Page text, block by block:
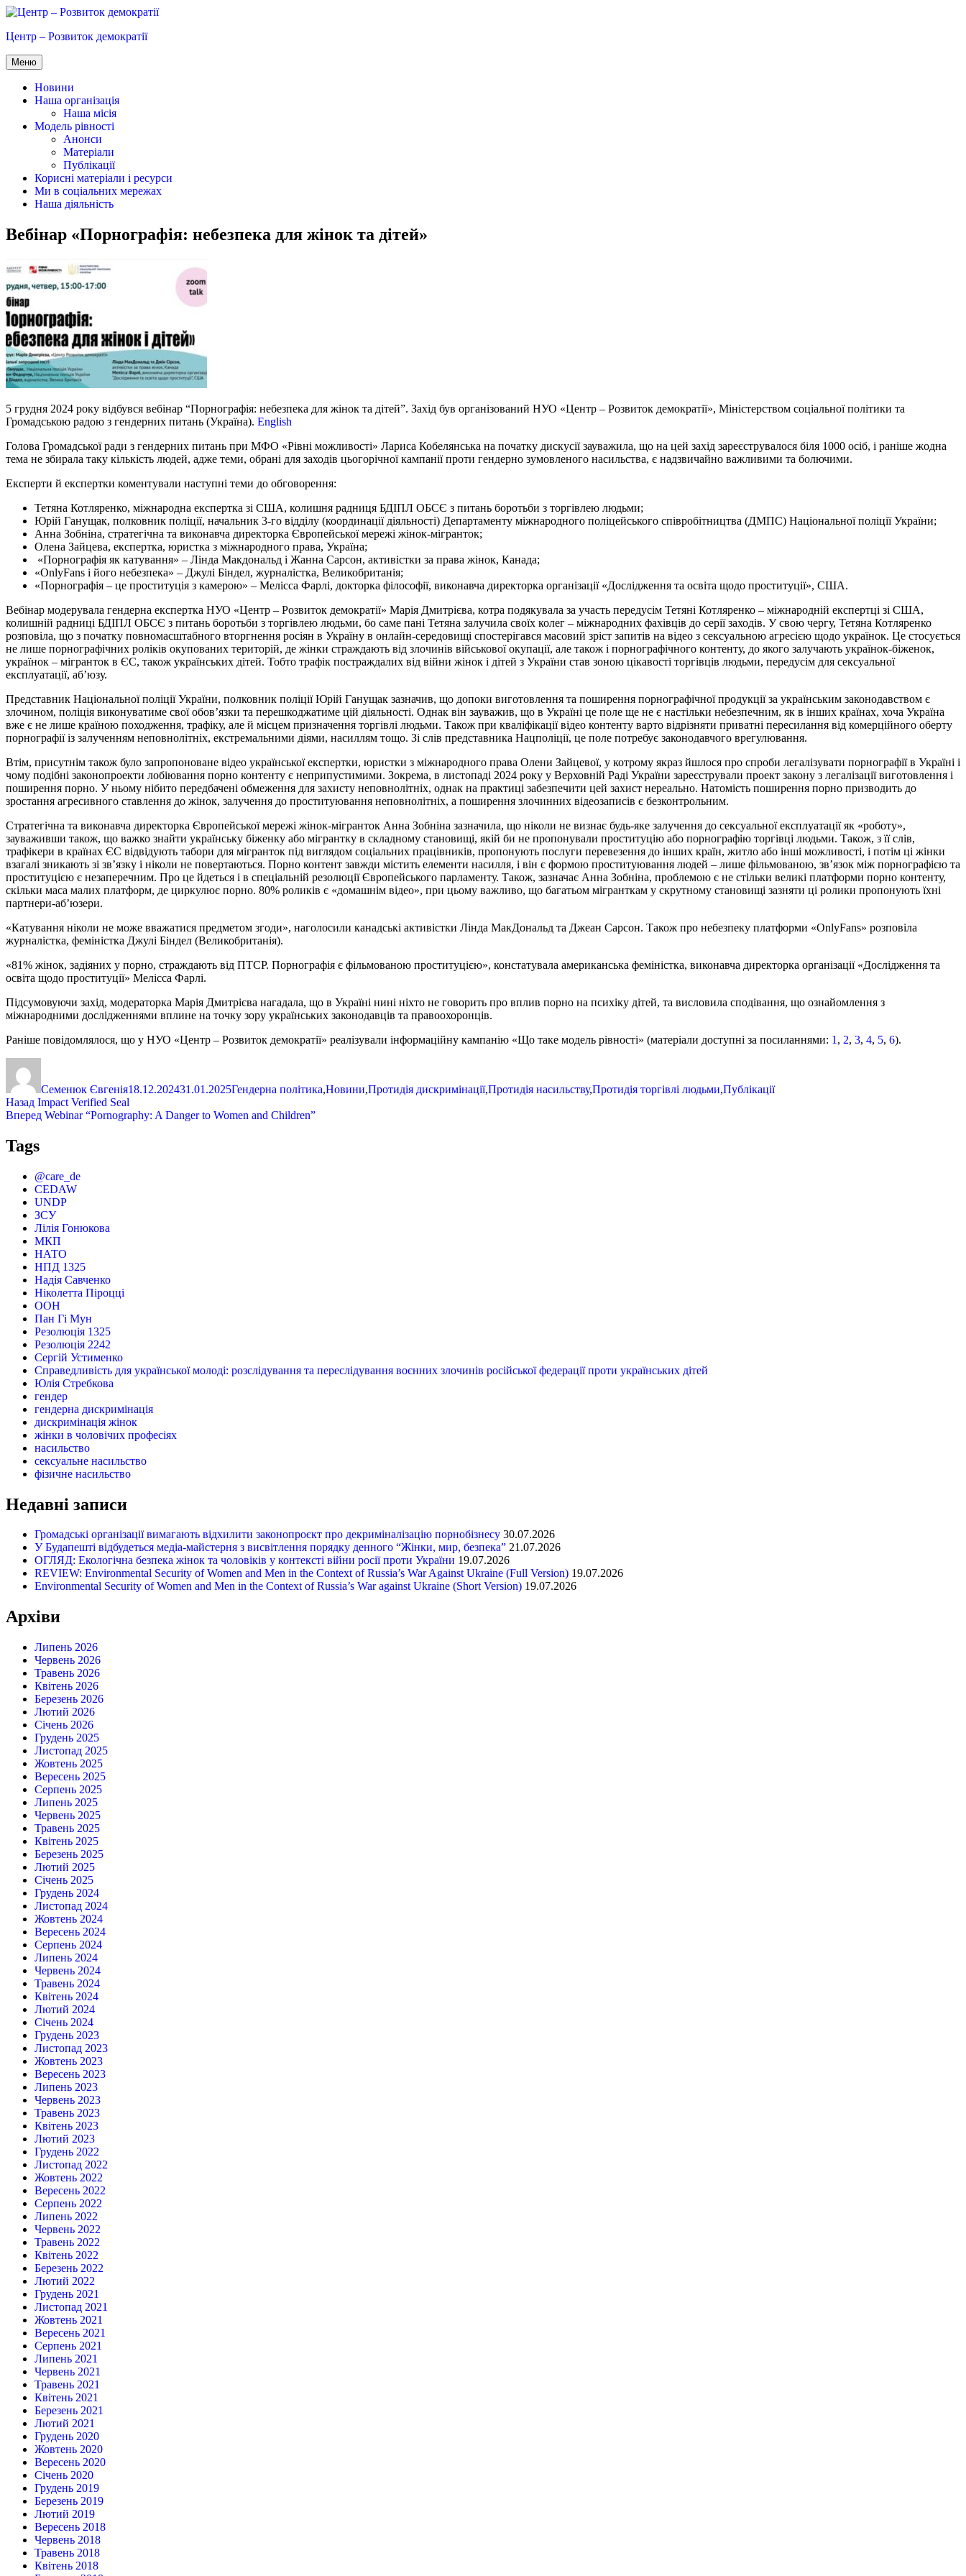
Перейти
вмісту
Центр – Розвиток демократії
Меню
Новини
Наша організація
Наша місія
Модель рівності
Анонси
Матеріали
Публікації
Корисні матеріали і ресурси
Ми в соціальних мережах
Наша діяльність
Вебінар «Порнографія: небезпека для жінок та дітей»
5 грудня 2024 року відбувся вебінар “Порнографія: небезпека для жінок та дітей”. Захід був організований НУО «Центр – Розвиток демократії», Міністерством соціальної політики та
Громадською радою з гендерних питань (Україна). English
Голова Громадської ради з гендерних питань при МФО «Рівні можливості» Лариса Кобелянська на початку дискусії зауважила, що на цей захід зареєструвалося біля 1000 осіб, і раніше жодна
тема не збирала таку кількість людей, адже теми, обрані для заходів цьогорічної кампанії проти гендерно зумовленого насильства, є надзвичайно важливими та болючими.
Експерти й експертки коментували наступні теми до обговорення:
Тетяна Котляренко, міжнародна експертка зі США, колишня радниця БДІПЛ ОБСЄ з питань боротьби з торгівлею людьми;
Юрій Ганущак, полковник поліції, начальник 3-го відділу (координації діяльності) Департаменту міжнародного поліцейського співробітництва (ДМПС) Національної поліції України;
Анна Зобніна, стратегічна та виконавча директорка Європейської мережі жінок-мігранток;
Олена Зайцева, експертка, юристка з міжнародного права, Україна;
«Порнографія як катування» – Лінда Макдональд і Жанна Сарсон, активістки за права жінок, Канада;
«OnlyFans і його небезпека» – Джулі Біндел, журналістка, Великобританія;
«Порнографія – це проституція з камерою» – Мелісса Фарлі, докторка філософії, виконавча директорка організації «Дослідження та освіта щодо проституції», США.
Вебінар модерувала гендерна експертка НУО «Центр – Розвиток демократії» Марія Дмитрієва, котра подякувала за участь передусім Тетяні Котляренко – міжнародній експертці зі США,
колишній радниці БДІПЛ ОБСЄ з питань боротьби з торгівлею людьми, бо саме пані Тетяна залучила своїх колег – міжнародних фахівців до серії заходів. У свою чергу, Тетяна Котляренко
розповіла, що з початку повномасштабного вторгнення росіян в Україну в онлайн-середовищі спостерігався масовий зріст запитів на відео з сексуальною агресією щодо українок. Це стосується
не лише порнографічних роліків окупованих територій, де жінки страждають від злочинів військової окупації, але також і порнографічного контенту, до якого залучають українок-біженок,
українок – мігранток в ЄС, також українських дітей. Тобто трафік постраждалих від війни жінок і дітей з України став зоною цікавості торгівців людьми, передусім для сексуальної
експлуатації, аб’юзу.
Представник Національної поліції України, полковник поліції Юрій Ганущак зазначив, що допоки виготовлення та поширення порнографічної продукції за українським законодавством є
злочином, поліція виконуватиме свої обов’язки та перешкоджатиме цій діяльності. Однак він зауважив, що в Україні це поле ще не є настільки небезпечним, як в інших країнах, хоча Україна
вже є не лише країною походження, трафіку, але й місцем призначення торгівлі людьми. Також при кваліфікації відео контенту варто відрізняти приватні пересилання від комерційного оберту
порнографії із залученням неповнолітніх, екстремальними діями, насиллям тощо. Зі слів представника Нацполіції, це поле потребує законодавчого врегулювання.
Втім, присутнім також було запропоноване відео української експертки, юристки з міжнародного права Олени Зайцевої, у котрому якраз йшлося про спроби легалізувати порнографії в Україні і
чому подібні законопроекти лобіювання порно контенту є неприпустимими. Зокрема, в листопаді 2024 року у Верховній Раді України зареєстрували проект закону з легалізації виготовлення і
поширення порно. У ньому нібито передбачені обмеження для захисту неповнолітніх, однак на практиці забезпечити цей захист нереально. Натомість поширення порно призводить до
зростання агресивного ставлення до жінок, залучення до проституювання неповнолітніх, а поширення злочинних відеозаписів є безконтрольним.
Стратегічна та виконавча директорка Європейської мережі жінок-мігранток Анна Зобніна зазначила, що ніколи не визнає будь-яке залучення до сексуальної експлуатації як «роботу»,
зауваживши також, що важко знайти українську біженку або мігрантку в складному становищі, якій би не пропонували проституцію або порнографію торгівці людьми. Також, з її слів,
трафікери в країнах ЄС відвідують табори для мігранток під виглядом соціальних працівників, пропонують послуги перевезення до інших країн, житло або інші можливості, і потім ці жінки
взагалі зникають зі зв’язку і ніколи не повертаються. Порно контент завжди містить елементи насилля, і він є формою проституювання людей – лише фільмованою, зв’язок між порнографією та
проституцією є незаперечним. Про це йдеться і в спеціальній резолюції Європейського парламенту. Також, зазначає Анна Зобніна, проблемою є не стільки великі платформи порно контенту,
скільки маса малих платформ, де циркулює порно. 80% роликів є «домашнім відео», при цьому важливо, що багатьом мігранткам у скрутному становищі зазняти ці ролики пропонують їхні
партнери-аб’юзери.
«Катування ніколи не може вважатися предметом згоди», наголосили канадські активістки Лінда МакДональд та Джеан Сарсон. Також про небезпеку платформи «OnlyFans» розповіла
журналістка, феміністка Джулі Біндел (Великобританія).
«81% жінок, задіяних у порно, страждають від ПТСР. Порнографія є фільмованою проституцією», констатувала американська феміністка, виконавча директорка організації «Дослідження та
освіта щодо проституції» Мелісса Фарлі.
Підсумовуючи захід, модераторка Марія Дмитрієва нагадала, що в Україні нині ніхто не говорить про вплив порно на психіку дітей, та висловила сподівання, що ознайомлення з
міжнародними дослідженнями вплине на точку зору українських законодавців та правоохоронців.
Раніше повідомлялося, що у НУО «Центр – Розвиток демократії» реалізували інформаційну кампанію «Що таке модель рівності» (матеріали доступні за посиланнями: 1 , 2, 3, 4, 5, 6).
Семенюк Євгенія18.12.202431.01.2025Гендерна політика,Новини,Протидія дискримінації,Протидія насильству,Протидія торгівлі людьми,Публікації
Навігація
записів
Назад Попередній
запис:
Impact Verified Seal
Вперед Наступний
Webinar “Pornography: A Danger to Women and Children”
Tags
@care_de
CEDAW
UNDP
ЗСУ
Лілія Гонюкова
МКП
НАТО
НПД 1325
Надія Савченко
Ніколетта Піроцці
ООН
Пан Гі Мун
Резолюція 1325
Резолюція 2242
Сергій Устименко
Справедливість для української молоді: розслідування та переслідування воєнних злочинів російської федерації проти українських дітей
Юлія Стребкова
гендер
гендерна дискримінація
дискримінація жінок
жінки в чоловічих професіях
насильство
сексуальне насильство
фізичне насильство
Недавні записи
Громадські організації вимагають відхилити законопроєкт про декриміналізацію порнобізнесу 30.07.2026
У Будапешті відбудеться медіа-майстерня з висвітлення порядку денного “Жінки, мир, безпека” 21.07.2026
ОГЛЯД: Екологічна безпека жінок та чоловіків у контексті війни росії проти України 19.07.2026
REVIEW: Environmental Security of Women and Men in the Context of Russia’s War Against Ukraine (Full Version) 19.07.2026
Environmental Security of Women and Men in the Context of Russia’s War against Ukraine (Short Version) 19.07.2026
Архіви
Липень 2026
Червень 2026
Травень 2026
Квітень 2026
Березень 2026
Лютий 2026
Січень 2026
Грудень 2025
Листопад 2025
Жовтень 2025
Вересень 2025
Серпень 2025
Липень 2025
Червень 2025
Травень 2025
Квітень 2025
Березень 2025
Лютий 2025
Січень 2025
Грудень 2024
Листопад 2024
Жовтень 2024
Вересень 2024
Серпень 2024
Липень 2024
Червень 2024
Травень 2024
Квітень 2024
Лютий 2024
Січень 2024
Грудень 2023
Листопад 2023
Жовтень 2023
Вересень 2023
Липень 2023
Червень 2023
Травень 2023
Квітень 2023
Лютий 2023
Грудень 2022
Листопад 2022
Жовтень 2022
Вересень 2022
Серпень 2022
Липень 2022
Червень 2022
Травень 2022
Квітень 2022
Березень 2022
Лютий 2022
Грудень 2021
Листопад 2021
Жовтень 2021
Вересень 2021
Серпень 2021
Липень 2021
Червень 2021
Травень 2021
Квітень 2021
Березень 2021
Лютий 2021
Грудень 2020
Жовтень 2020
Вересень 2020
Січень 2020
Грудень 2019
Березень 2019
Лютий 2019
Вересень 2018
Червень 2018
Травень 2018
Квітень 2018